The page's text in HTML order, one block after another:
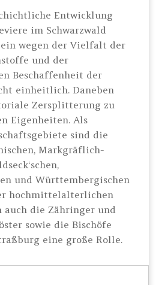
Entwicklung
im Schwarzwald
wegen der Vielfalt der
und der
Beschaffenheit der
einheitlich. Daneben
Zersplitterung zu
Eigenheiten. Als
sind die
Markgräflich-
und Württembergischen
hochmittelalterlichen
auch die Zähringer und
sowie die Bischöfe
eine große Rolle.